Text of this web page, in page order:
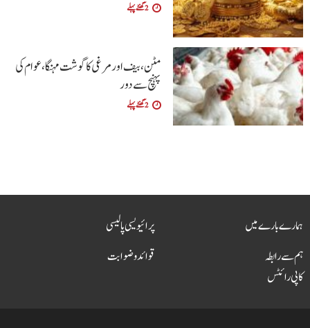
2 گھنٹے پہلے
مٹن، بیف اور مرغی کا گوشت مہنگا، عوام کی
پہنچ سے دور
2 گھنٹے پہلے
ہمارے بارے میں
ہم سے رابطہ
پرائیویسی پالیسی
قوائد و ضوابت
کاپی رائٹس